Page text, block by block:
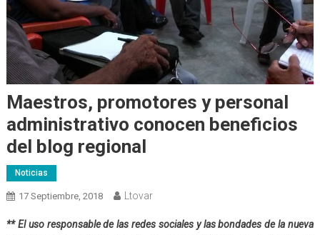
Maestros, promotores y personal
administrativo conocen beneficios
del blog regional
Noticias
17 Septiembre, 2018 Ltovar
** El uso responsable de las redes sociales y las bondades de la nueva